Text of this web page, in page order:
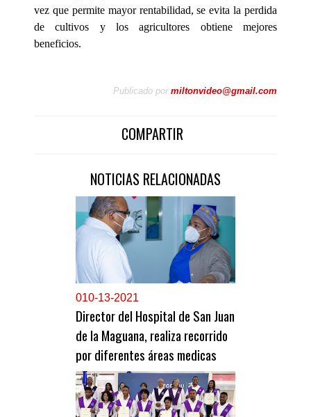
vez que permite mayor rentabilidad, se evita la perdida
de cultivos y los agricultores obtiene mejores
beneficios.
Publicado por miltonvideo@gmail.com
COMPARTIR
NOTICIAS RELACIONADAS
010-13-2021
Director del Hospital de San Juan
de la Maguana, realiza recorrido
por diferentes áreas medicas